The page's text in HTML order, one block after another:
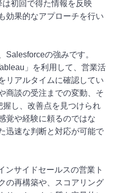
初回で得た情報を反映
効果的なアプローチを行い
Salesforceの強みです。
」を利用して、営業活
リアルタイムに確認してい
商談の受注までの変動、そ
し、改善点を見つけられ
覚や経験に頼るのではな
迅速な判断と対応が可能で
ンサイドセールスの営業ト
の再構築や、スコアリング